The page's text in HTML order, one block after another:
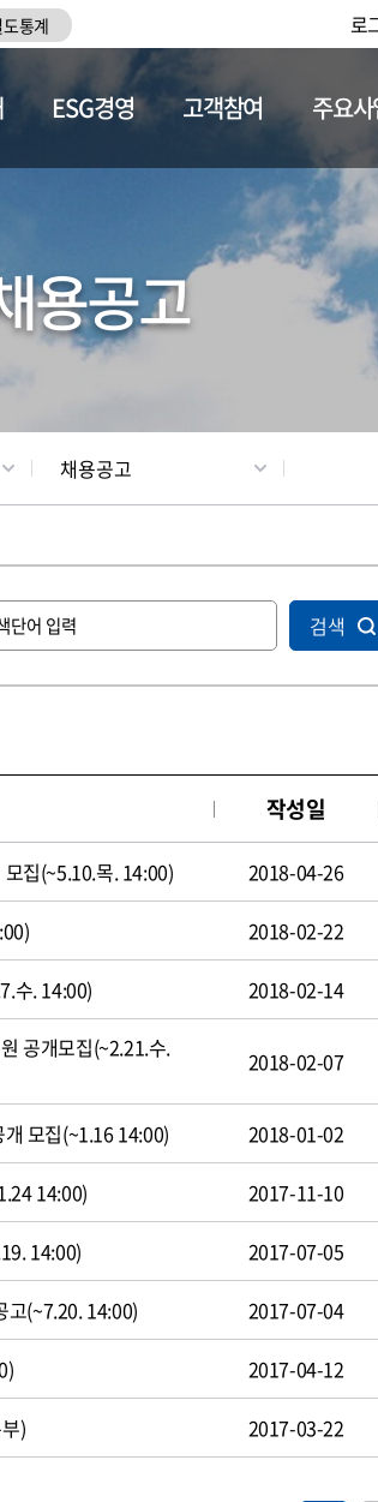
통계 로
채용정보
ESG경영 고객참여 주요사
용공고
채용공고
검색
작성일
집(~5.10.목. 14:00) 2018-04-26
2018-02-22
수. 14:00) 2018-02-14
공개모집(~2.21.수.
2018-02-07
모집(~1.16 14:00) 2018-01-02
14:00) 2017-11-10
14:00) 2017-07-05
고(~7.20. 14:00) 2017-07-04
2017-04-12
) 2017-03-22